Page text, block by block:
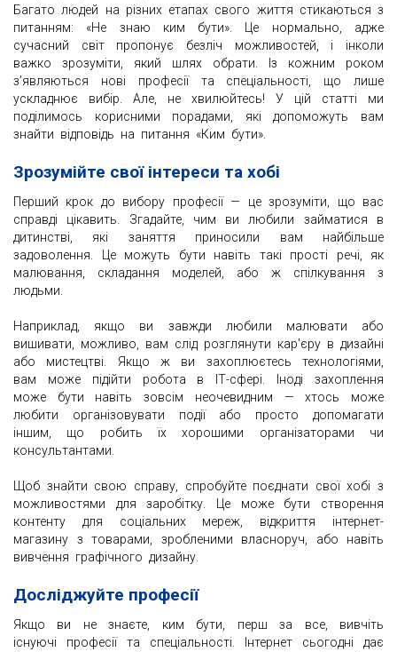
Багато людей на різних етапах свого життя стикаються з
питанням: «Не знаю ким бути». Це нормально, адже
сучасний світ пропонує безліч можливостей, і інколи
важко зрозуміти, який шлях обрати. Із кожним роком
з’являються нові професії та спеціальності, що лише
ускладнює вибір. Але, не хвилюйтесь! У цій статті ми
поділимось корисними порадами, які допоможуть вам
знайти відповідь на питання «Ким бути».
Зрозумійте свої інтереси та хобі
Перший крок до вибору професії — це зрозуміти, що вас
справді цікавить. Згадайте, чим ви любили займатися в
дитинстві, які заняття приносили вам найбільше
задоволення. Це можуть бути навіть такі прості речі, як
малювання, складання моделей, або ж спілкування з
людьми.
Наприклад, якщо ви завжди любили малювати або
вишивати, можливо, вам слід розглянути кар'єру в дизайні
або мистецтві. Якщо ж ви захоплюєтесь технологіями,
вам може підійти робота в ІТ-сфері. Іноді захоплення
може бути навіть зовсім неочевидним — хтось може
любити організовувати події або просто допомагати
іншим, що робить їх хорошими організаторами чи
консультантами.
Щоб знайти свою справу, спробуйте поєднати свої хобі з
можливостями для заробітку. Це може бути створення
контенту для соціальних мереж, відкриття інтернет-
магазину з товарами, зробленими власноруч, або навіть
вивчення графічного дизайну.
Досліджуйте професії
Якщо ви не знаєте, ким бути, перш за все, вивчіть
існуючі професії та спеціальності. Інтернет сьогодні дає